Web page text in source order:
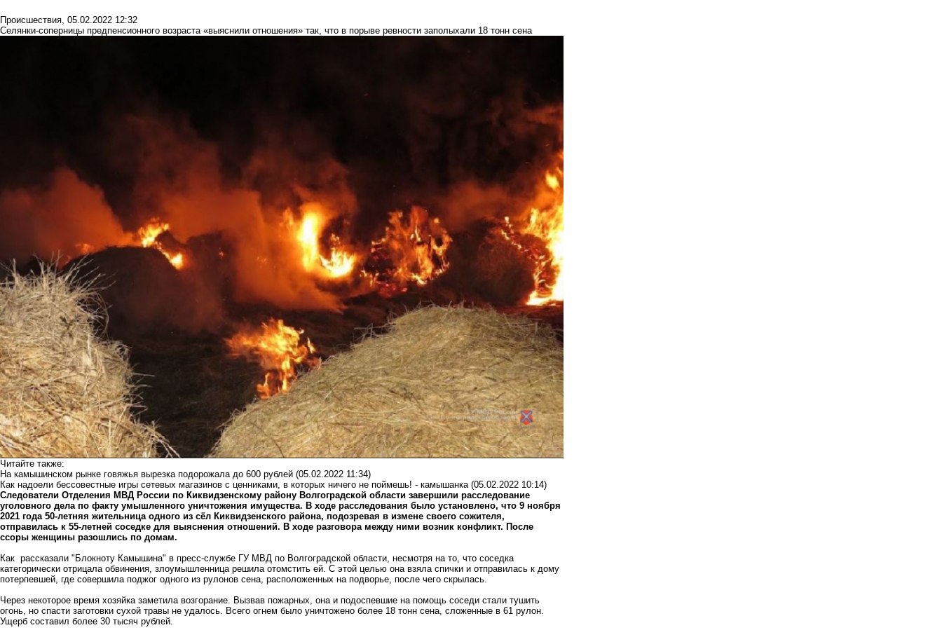
Происшествия, 05.02.2022 12:32
Селянки-соперницы предпенсионного возраста «выяснили отношения» так, что в порыве ревности заполыхали 18 тонн сена
Читайте также:
На камышинском рынке говяжья вырезка подорожала до 600 рублей (05.02.2022 11:34)
Как надоели бессовестные игры сетевых магазинов с ценниками, в которых ничего не поймешь! - камышанка (05.02.2022 10:14)
Следователи Отделения МВД России по Киквидзенскому району Волгоградской области завершили расследование
уголовного дела по факту умышленного уничтожения имущества. В ходе расследования было установлено, что 9 ноября
2021 года 50-летняя жительница одного из сёл Киквидзенского района, подозревая в измене своего сожителя,
отправилась к 55-летней соседке для выяснения отношений. В ходе разговора между ними возник конфликт. После
ссоры женщины разошлись по домам.
Как рассказали "Блокноту Камышина" в пресс-службе ГУ МВД по Волгоградской области, несмотря на то, что соседка
категорически отрицала обвинения, злоумышленница решила отомстить ей. С этой целью она взяла спички и отправилась к дому
потерпевшей, где совершила поджог одного из рулонов сена, расположенных на подворье, после чего скрылась.
Через некоторое время хозяйка заметила возгорание. Вызвав пожарных, она и подоспевшие на помощь соседи стали тушить
огонь, но спасти заготовки сухой травы не удалось. Всего огнем было уничтожено более 18 тонн сена, сложенные в 61 рулон.
Ущерб составил более 30 тысяч рублей.